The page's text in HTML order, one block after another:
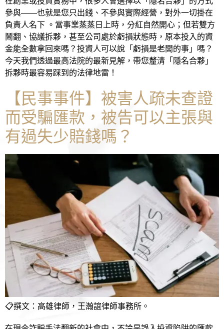
參與——也就是您只出錢、不參與實際經營，對外一切掛在
負責人名下 。當事業蒸蒸日上時，分紅自然開心；但若雙方
鬧翻、協議拆夥，甚至公司處於虧損狀態時，原本投入的資
金能全數拿回來嗎？投資人可以說「虧損是老闆的事」嗎？
今天我們透過最高法院的最新見解，帶您釐清「隱名合夥」
拆夥時最容易踩到的法律地雷！
【民事事件】被害人疏未查證
而受騙匯款，被告可以主張與
有過失少賠錢嗎？
📋撰文：高雄律師，王瀚誼律師事務所。